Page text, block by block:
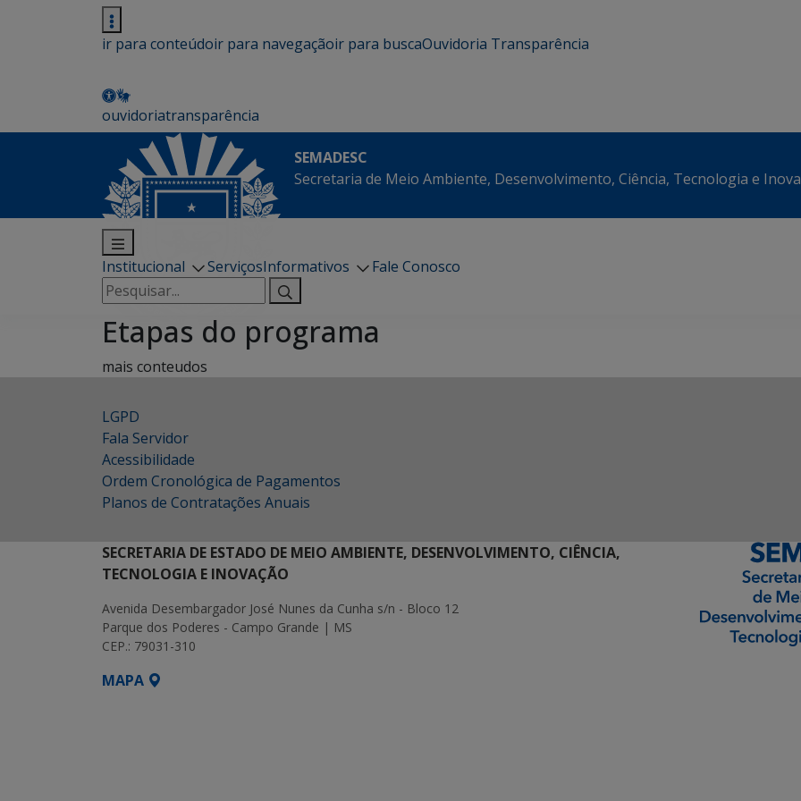
ir para conteúdoir para navegaçãoir para buscaOuvidoria Transparência
ouvidoriatransparência
SEMADESC
Secretaria de Meio Ambiente, Desenvolvimento, Ciência, Tecnologia e
Institucional ServiçosInformativos
Fale Conosco
Pesquisar
por:
Etapas do programa
mais conteudos
LGPD
Fala Servidor
Acessibilidade
Ordem Cronológica de Pagamentos
Planos de Contratações Anuais
SECRETARIA DE ESTADO DE MEIO AMBIENTE, DESENVOLVIMENTO, CIÊNCIA,
TECNOLOGIA E INOVAÇÃO
Avenida Desembargador José Nunes da Cunha s/n - Bloco 12
Parque dos Poderes - Campo Grande | MS
CEP.: 79031-310
MAPA